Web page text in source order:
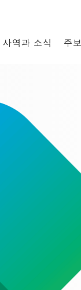
사역과 소식 주보